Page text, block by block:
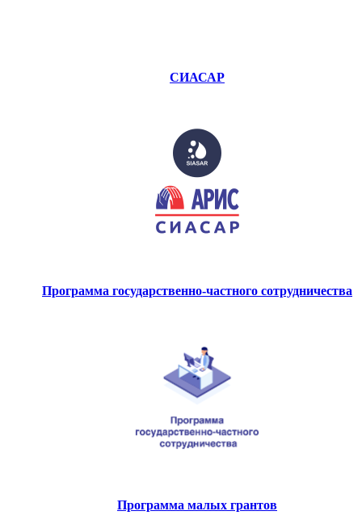
СИАСАР
Программа государственно-частного сотрудничества
Программа малых грантов